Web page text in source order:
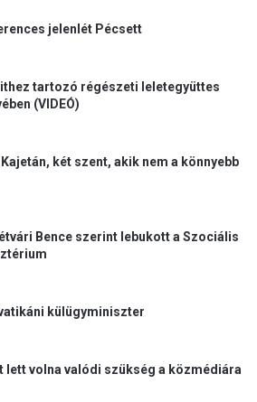
jelenlét Pécsett
tartozó régészeti leletegyüttes
(VIDEÓ)
két szent, akik nem a könnyebb
Bence szerint lebukott a Szociális
külügyminiszter
lett volna valódi szükség a közmédiára